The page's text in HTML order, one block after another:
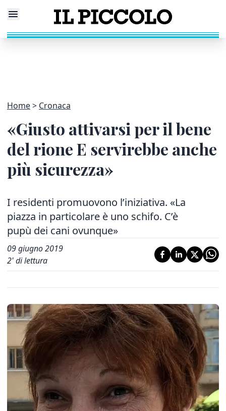
Home Cronaca
«Giusto attivarsi per il bene
del rione E servirebbe anche
più sicurezza»
I residenti promuovono l’iniziativa. «La
piazza in particolare è uno schifo. C’è
pupù dei cani ovunque»
09 giugno 2019
2' di lettura